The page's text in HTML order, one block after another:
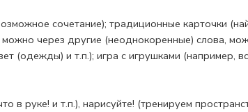
сочетание); традиционные карточ­ки
через другие (неоднокоренные) слова,
(одежды) и т.п.); игра с игрушками (например,
в руке! и т.п.), нарисуйте! (тренируем